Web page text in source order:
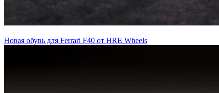
Новая обувь для Ferrari F40 от HRE Wheels